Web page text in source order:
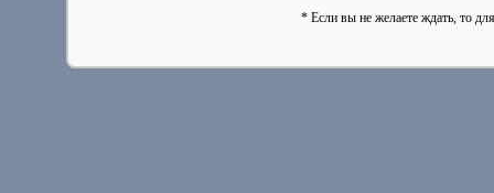
* Если вы не желаете ждать, то